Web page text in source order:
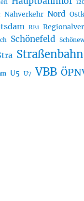
Nahverkehr Nord
RE1
Schönefeld
Straßenbahn
U5 U7 VBB